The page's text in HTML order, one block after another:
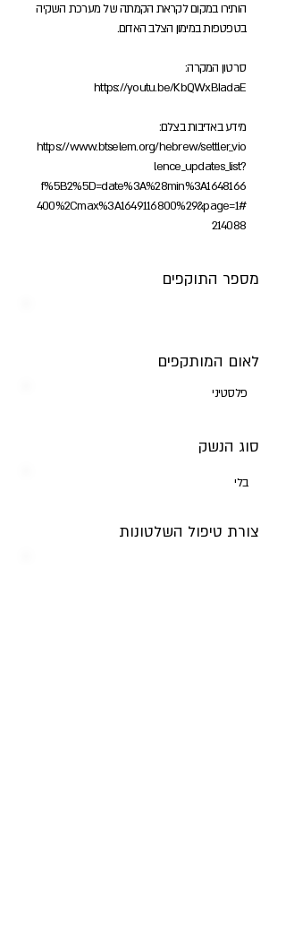
הותירו במקום לקראת הקמתה של מערכת השקיה
בטפטפות במימון הצלב האדום.
סרטון המקרה:
https://youtu.be/KbQWxBIadaE
מידע באדיבות בצלם:
https://www.btselem.org/hebrew/settler_vio
lence_updates_list?
f%5B2%5D=date%3A%28min%3A1648166
400%2Cmax%3A1649116800%29&page=1#
214088
מספר התוקפים
לאום המותקפים
פלסטיני
סוג הנשק
בלי
צורת טיפול השלטונות